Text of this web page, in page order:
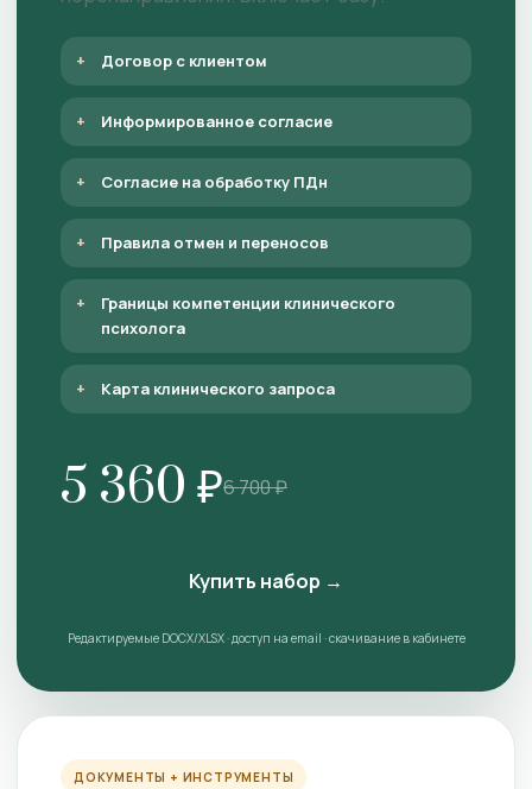
Договор с клиентом
Информированное согласие
Согласие на обработку ПДн
Правила отмен и переносов
Границы компетенции клинического
психолога
Карта клинического запроса
5 360 ₽6 700 ₽
Купить набор →
Редактируемые DOCX/XLSX · доступ на email · скачивание в кабинете
ДОКУМЕНТЫ + ИНСТРУМЕНТЫ